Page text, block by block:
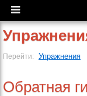
Перейти: Упражнения
Обратная